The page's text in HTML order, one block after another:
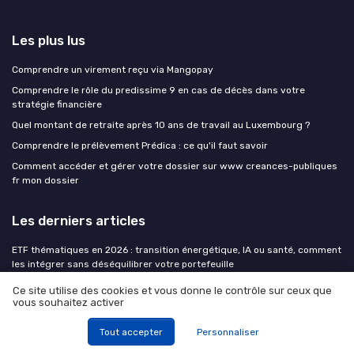
Les plus lus
Comprendre un virement reçu via Mangopay
Comprendre le rôle du predissime 9 en cas de décès dans votre
stratégie financière
Quel montant de retraite après 10 ans de travail au Luxembourg ?
Comprendre le prélèvement Prédica : ce qu'il faut savoir
Comment accéder et gérer votre dossier sur www creances-publiques
fr mon dossier
Les derniers articles
ETF thématiques en 2026 : transition énergétique, IA ou santé, comment
les intégrer sans déséquilibrer votre portefeuille
Investir au cœur des régions : comment les politiques économiques
transforment votre patrimoine immobilier
Assurance vie : quelles sont réellement les meilleures offres de fonds
Ce site utilise des cookies et vous donne le contrôle sur ceux que
vous souhaitez activer
Tout accepter Personnaliser